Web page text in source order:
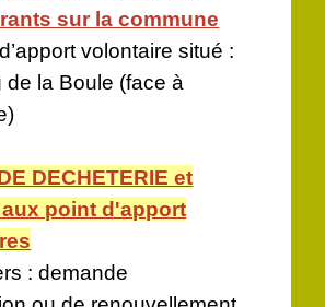
sur la commune
volontaire situé :
de la Boule (face à
DECHETERIE et
point d'apport
: demande